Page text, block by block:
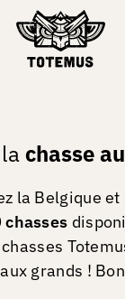
chasse
la Belgique et
chasses
grands !